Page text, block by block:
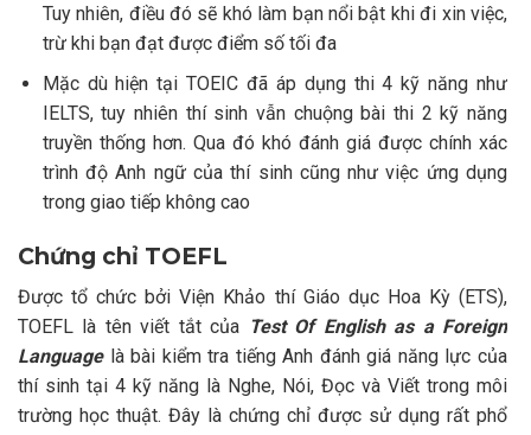
Tuy nhiên, điều đó sẽ khó làm bạn nổi bật khi đi xin việc,
trừ khi bạn đạt được điểm số tối đa
Mặc dù hiện tại TOEIC đã áp dụng thi 4 kỹ năng như
IELTS, tuy nhiên thí sinh vẫn chuộng bài thi 2 kỹ năng
truyền thống hơn. Qua đó khó đánh giá được chính xác
trình độ Anh ngữ của thí sinh cũng như việc ứng dụng
trong giao tiếp không cao
Chứng chỉ TOEFL
Được tổ chức bởi Viện Khảo thí Giáo dục Hoa Kỳ (ETS),
TOEFL là tên viết tắt của Test Of English as a Foreign
Language là bài kiểm tra tiếng Anh đánh giá năng lực của
thí sinh tại 4 kỹ năng là Nghe, Nói, Đọc và Viết trong môi
trường học thuật. Đây là chứng chỉ được sử dụng rất phổ